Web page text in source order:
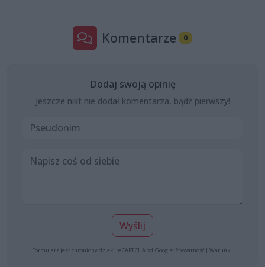
Komentarze 0
Dodaj swoją opinię
Jeszcze nikt nie dodał komentarza, bądź pierwszy!
Wyślij
Formularz jest chroniony dzięki reCAPTCHA od Google: Prywatność | Warunki